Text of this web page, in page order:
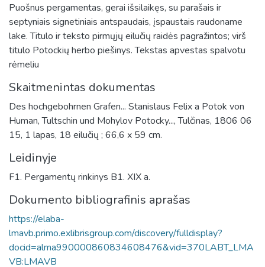
Puošnus pergamentas, gerai išsilaikęs, su parašais ir
septyniais signetiniais antspaudais, įspaustais raudoname
lake. Titulo ir teksto pirmųjų eilučių raidės pagražintos; virš
titulo Potockių herbo piešinys. Tekstas apvestas spalvotu
rėmeliu
Skaitmenintas dokumentas
Des hochgebohrnen Grafen... Stanislaus Felix a Potok von
Human, Tultschin und Mohylov Potocky..., Tulčinas, 1806 06
15, 1 lapas, 18 eilučių ; 66,6 x 59 cm.
Leidinyje
F1. Pergamentų rinkinys B1. XIX a.
Dokumento bibliografinis aprašas
https://elaba-
lmavb.primo.exlibrisgroup.com/discovery/fulldisplay?
docid=alma990000860834608476&vid=370LABT_LMA
VB:LMAVB